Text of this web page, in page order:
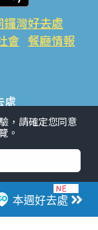
本週好去處
鑼灣好去處
會 餐廳情報
處
好去處 社會
熱話
時搶
#著數 #網絡熱話
，請確定您同意
。